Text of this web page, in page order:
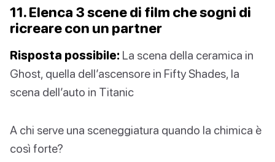
11. Elenca 3 scene di film che sogni di
ricreare con un partner
Risposta possibile: La scena della ceramica in
Ghost, quella dell’ascensore in Fifty Shades, la
scena dell’auto in Titanic
A chi serve una sceneggiatura quando la chimica è
così forte?